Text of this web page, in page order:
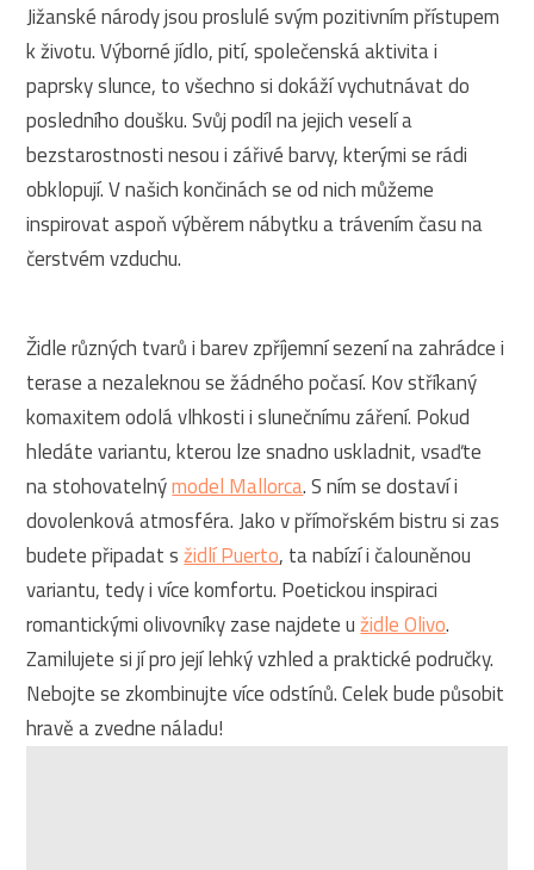
Jižanské národy jsou proslulé svým pozitivním přístupem
k životu. Výborné jídlo, pití, společenská aktivita i
paprsky slunce, to všechno si dokáží vychutnávat do
posledního doušku. Svůj podíl na jejich veselí a
bezstarostnosti nesou i zářivé barvy, kterými se rádi
obklopují. V našich končinách se od nich můžeme
inspirovat aspoň výběrem nábytku a trávením času na
čerstvém vzduchu.
Židle různých tvarů i barev zpříjemní sezení na zahrádce i
terase a nezaleknou se žádného počasí. Kov stříkaný
komaxitem odolá vlhkosti i slunečnímu záření. Pokud
hledáte variantu, kterou lze snadno uskladnit, vsaďte
na stohovatelnýmodel Mallorca. S ním se dostaví i
dovolenková atmosféra. Jako v přímořském bistru si zas
budete připadat sžidlí Puerto, ta nabízí i čalouněnou
variantu, tedy i více komfortu. Poetickou inspiraci
romantickými olivovníky zase najdete užidle Olivo.
Zamilujete si jí pro její lehký vzhled a praktické područky.
Nebojte se zkombinujte více odstínů. Celek bude působit
hravě a zvedne náladu!